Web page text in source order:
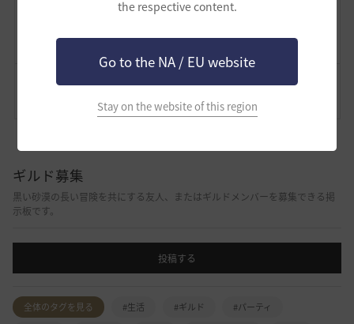
the respective content.
Go to the NA / EU website
Stay on the website of this region
ギルド募集
黒い砂漠の長い冒険を共にする友人、またはギルドメンバーを募集できる掲
示板です。
投稿する
全体のタグを見る #生活 #ギルド
#パーティ